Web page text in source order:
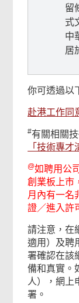
留
式
中
居
你可透過以
赴港工作同
#有關相關
「技術專才
@如聘用公
創業板上市
月內有一名
證／進入許
請注意，在
適用）及聘
署確認在該
備和真實。
人），網上
署。